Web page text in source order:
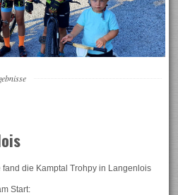
die Kamptal Trohpy in Langenlois
Start: